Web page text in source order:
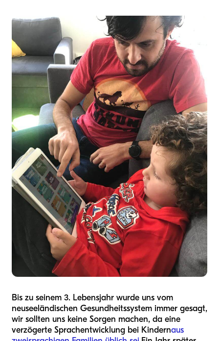
Bis zu seinem 3. Lebensjahr wurde uns vom
neuseeländischen Gesundheitssystem immer gesagt,
wir sollten uns keine Sorgen machen, da eine
verzögerte Sprachentwicklung bei Kindernaus